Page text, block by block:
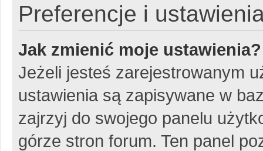
Preferencje i
Jak zmienić moje ustawienia?
Jeżeli jesteś zarejestrowanym
ustawienia są zapisywane w
zajrzyj do swojego panelu
górze stron forum. Ten panel